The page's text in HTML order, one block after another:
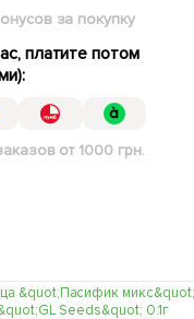
за покупку
платите потом
от 1000 грн.